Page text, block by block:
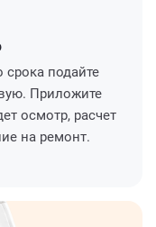
срока подайте
Приложите
осмотр, расчет
на ремонт.